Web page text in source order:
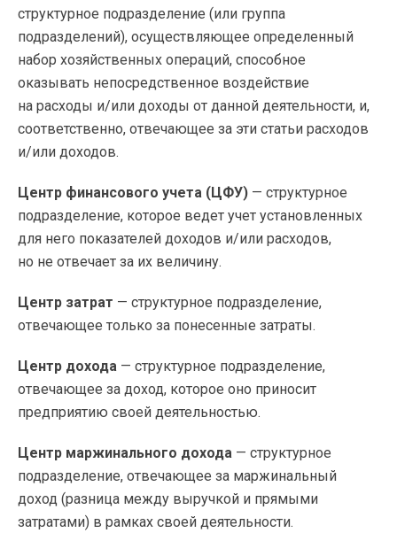
структурное подразделение (или группа
подразделений), осуществляющее определенный
набор хозяйственных операций, способное
оказывать непосредственное воздействие
на расходы и/или доходы от данной деятельности, и,
соответственно, отвечающее за эти статьи расходов
и/или доходов.
Центр финансового учета (ЦФУ) — структурное
подразделение, которое ведет учет установленных
для него показателей доходов и/или расходов,
но не отвечает за их величину.
Центр затрат — структурное подразделение,
отвечающее только за понесенные затраты.
Центр дохода — структурное подразделение,
отвечающее за доход, которое оно приносит
предприятию своей деятельностью.
Центр маржинального дохода — структурное
подразделение, отвечающее за маржинальный
доход (разница между выручкой и прямыми
затратами) в рамках своей деятельности.